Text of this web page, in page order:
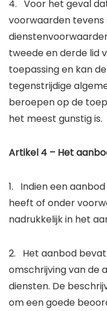
4. Voor het geval
voorwaarden
tweede en derde lid
toepassing en kan
tegenstrijdige
beroepen op de
het meest gunstig is.
Artikel 4 – Het
1. Indien een
heeft of onder
nadrukkelijk in het
2. Het aanbod
omschrijving van de
diensten. De
om een goede